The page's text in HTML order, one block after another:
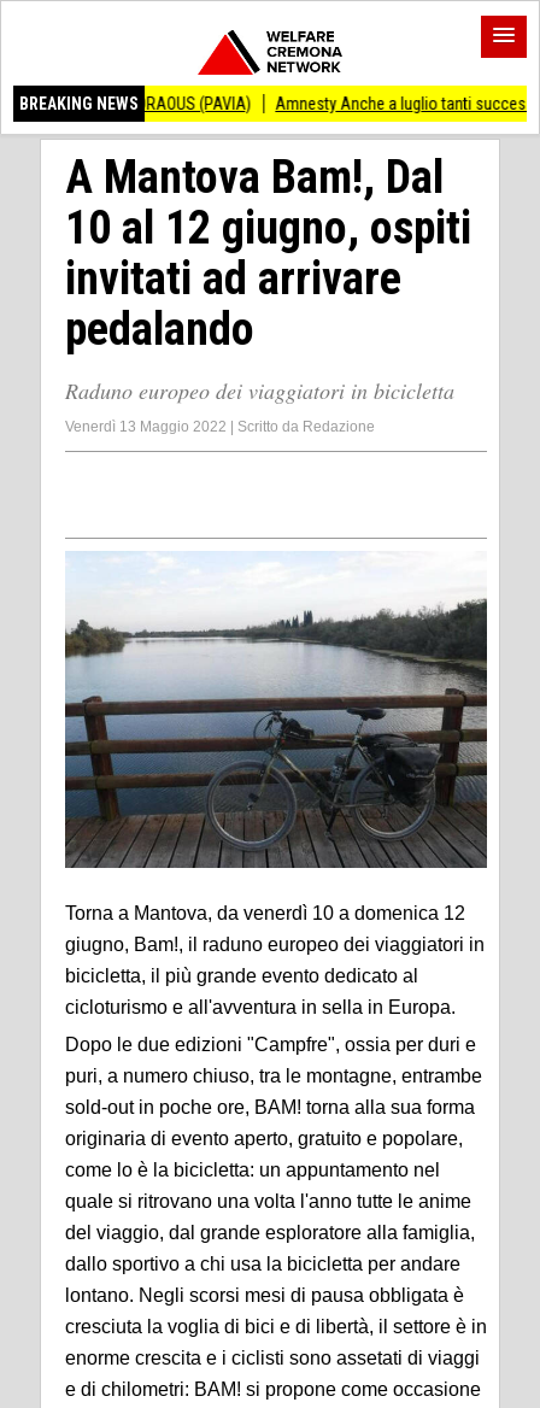
BREAKING NEWS
(PAVIA) Amnesty Anche a luglio tanti successi ed ingiustizie
A Mantova Bam!, Dal
10 al 12 giugno, ospiti
invitati ad arrivare
pedalando
Raduno europeo dei viaggiatori in bicicletta
Venerdì 13 Maggio 2022 Scritto da Redazione
Torna a Mantova, da venerdì 10 a domenica 12
giugno, Bam!, il raduno europeo dei viaggiatori in
bicicletta, il più grande evento dedicato al
cicloturismo e all'avventura in sella in Europa.
Dopo le due edizioni "Campfre", ossia per duri e
puri, a numero chiuso, tra le montagne, entrambe
sold-out in poche ore, BAM! torna alla sua forma
originaria di evento aperto, gratuito e popolare,
come lo è la bicicletta: un appuntamento nel
quale si ritrovano una volta l'anno tutte le anime
del viaggio, dal grande esploratore alla famiglia,
dallo sportivo a chi usa la bicicletta per andare
lontano. Negli scorsi mesi di pausa obbligata è
cresciuta la voglia di bici e di libertà, il settore è in
enorme crescita e i ciclisti sono assetati di viaggi
e di chilometri: BAM! si propone come occasione